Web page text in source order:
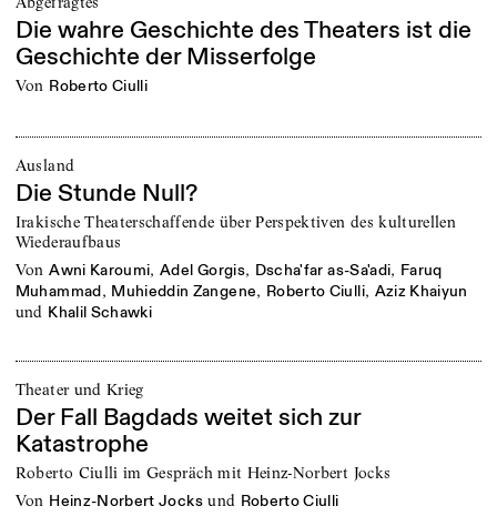
Die wahre Geschichte des Theaters ist die
Geschichte der Misserfolge
von Roberto Ciulli
Ausland
Die Stunde Null?
Irakische Theaterschaffende über Perspektiven des kulturellen
Wiederaufbaus
von Awni Karoumi,Adel Gorgis, Dscha'far as-Sa'adi, Faruq
Muhammad, Muhieddin Zangene, Roberto Ciulli, Aziz Khaiyun
und Khalil Schawki
Theater und Krieg
Der Fall Bagdads weitet sich zur
Katastrophe
Roberto Ciulli im Gespräch mit Heinz-Norbert Jocks
von Heinz-Norbert Jocks und Roberto Ciulli